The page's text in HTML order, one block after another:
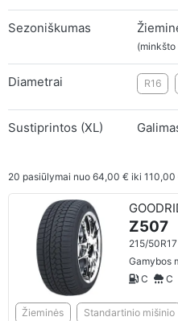
Sezoniškumas
(minkšto
Diametrai R16
Sustiprintos (XL)
20 pasiūlymai nuo 64,00 € iki 110,00
Z507
215/50R17
Gamybos
C
C
Žieminės Standartinio mišinio